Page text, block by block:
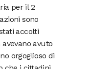
per il 2
sono
accolti
avuto
orgoglioso di